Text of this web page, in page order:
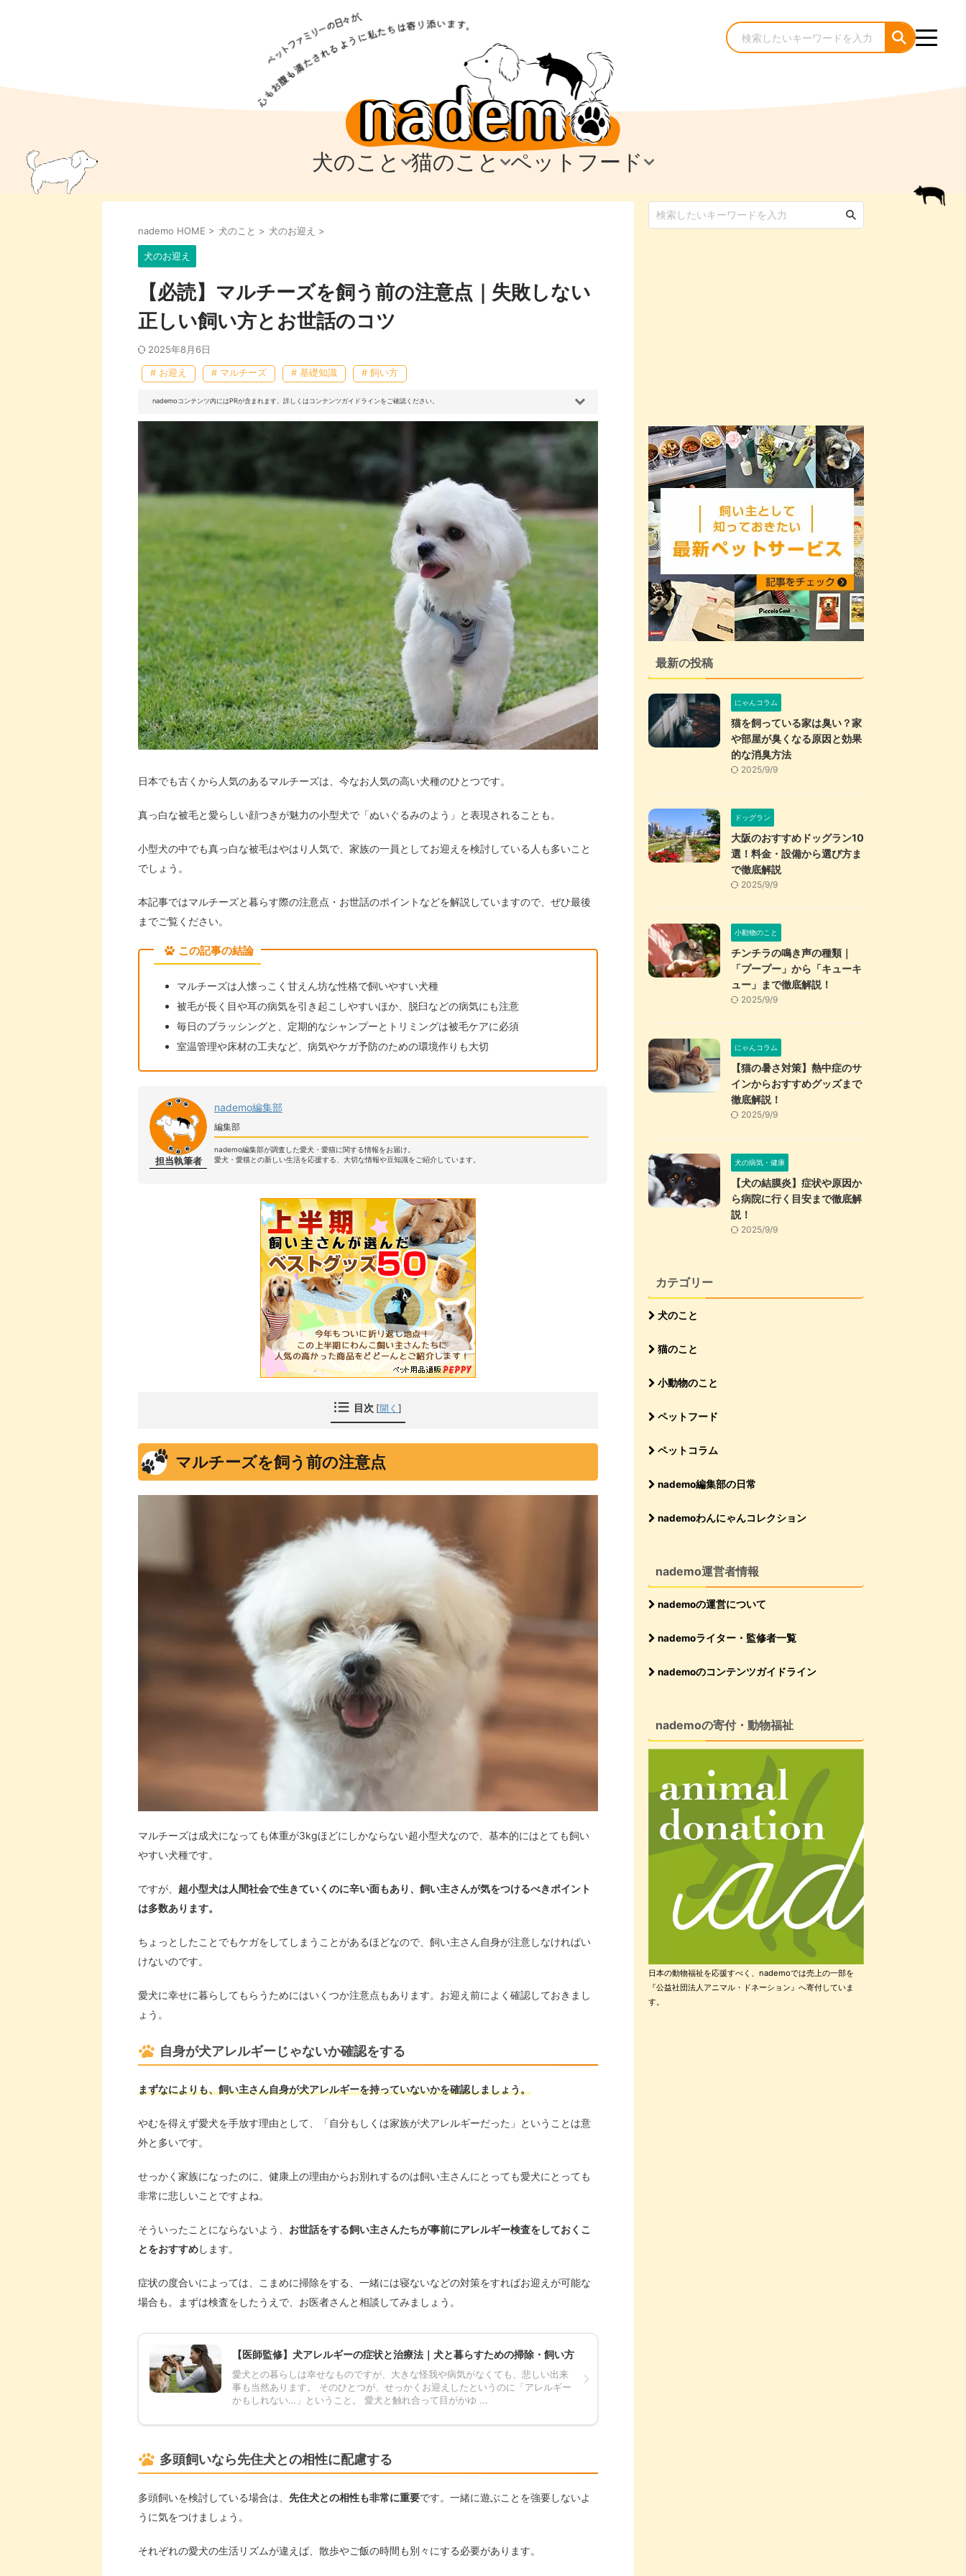
犬のこと
犬のこと
犬のケア・お手入れ
犬のしつけ
犬のアイテム
猫のこと
猫のこと
猫のケア・お手入れ
猫のしつけ
猫のアイテム
ペットフード
ペットフード
nademo HOME > 犬のこと > 犬のお迎え >
犬のお迎え
【必読】マルチーズを飼う前の注意点｜失敗しない
正しい飼い方とお世話のコツ
2025年8月6日
# お迎え # マルチーズ # 基礎知識 # 飼い方
nademoコンテンツ内にはPRが含まれます。詳しくはコンテンツガイドラインをご確認ください。
日本でも古くから人気のあるマルチーズは、今なお人気の高い犬種のひとつです。
真っ白な被毛と愛らしい顔つきが魅力の小型犬で「ぬいぐるみのよう」と表現されることも。
小型犬の中でも真っ白な被毛はやはり人気で、家族の一員としてお迎えを検討している人も多いこと
でしょう。
本記事ではマルチーズと暮らす際の注意点・お世話のポイントなどを解説していますので、ぜひ最後
までご覧ください。
この記事の結論
マルチーズは人懐っこく甘えん坊な性格で飼いやすい犬種
被毛が長く目や耳の病気を引き起こしやすいほか、脱臼などの病気にも注意
毎日のブラッシングと、定期的なシャンプーとトリミングは被毛ケアに必須
室温管理や床材の工夫など、病気やケガ予防のための環境作りも大切
担当執筆者
nademo編集部
編集部
nademo編集部が調査した愛犬・愛猫に関する情報をお届け。
愛犬・愛猫との新しい生活を応援する、大切な情報や豆知識をご紹介しています。
目次 [開く ]
マルチーズを飼う前の注意点
マルチーズは成犬になっても体重が3kgほどにしかならない超小型犬なので、基本的にはとても飼い
やすい犬種です。
ですが、 超小型犬は人間社会で生きていくのに辛い面もあり、飼い主さんが気をつけるべきポイント
は多数あります。
ちょっとしたことでもケガをしてしまうことがあるほどなので、飼い主さん自身が注意しなければい
けないのです。
愛犬に幸せに暮らしてもらうためにはいくつか注意点もあります。お迎え前によく確認しておきまし
ょう。
自身が犬アレルギーじゃないか確認をする
まずなによりも、飼い主さん自身が犬アレルギーを持っていないかを確認しましょう。
やむを得えず愛犬を手放す理由として、「自分もしくは家族が犬アレルギーだった」ということは意
外と多いです。
せっかく家族になったのに、健康上の理由からお別れするのは飼い主さんにとっても愛犬にとっても
非常に悲しいことですよね。
そういったことにならないよう、 お世話をする飼い主さんたちが事前にアレルギー検査をしておくこ
とをおすすめします。
症状の度合いによっては、こまめに掃除をする、一緒には寝ないなどの対策をすればお迎えが可能な
場合も。まずは検査をしたうえで、お医者さんと相談してみましょう。
【医師監修】犬アレルギーの症状と治療法｜犬と暮らすための掃除・飼い方
愛犬との暮らしは幸せなものですが、大きな怪我や病気がなくても、悲しい出来
事も当然あります。 そのひとつが、せっかくお迎えしたというのに「アレルギー
かもしれない…」ということ。 愛犬と触れ合って目がかゆ ...
多頭飼いなら先住犬との相性に配慮する
多頭飼いを検討している場合は、 先住犬との相性も非常に重要です。一緒に遊ぶことを強要しないよ
うに気をつけましょう。
それぞれの愛犬の生活リズムが違えば、散歩やご飯の時間も別々にする必要があります。
最新の投稿
にゃんコラム
猫を飼っている家は臭い？家
や部屋が臭くなる原因と効果
的な消臭方法
2025/9/9
ドッグラン
大阪のおすすめドッグラン10
選！料金・設備から選び方ま
で徹底解説
2025/9/9
小動物のこと
チンチラの鳴き声の種類｜
「プープー」から「キューキ
ュー」まで徹底解説！
2025/9/9
にゃんコラム
【猫の暑さ対策】熱中症のサ
インからおすすめグッズまで
徹底解説！
2025/9/9
犬の病気・健康
【犬の結膜炎】症状や原因か
ら病院に行く目安まで徹底解
説！
2025/9/9
カテゴリー
犬のこと
猫のこと
小動物のこと
ペットフード
ペットコラム
nademo編集部の日常
nademoわんにゃんコレクション
nademo運営者情報
nademoの運営について
nademoライター・監修者一覧
nademoのコンテンツガイドライン
nademoの寄付・動物福祉
日本の動物福祉を応援すべく、nademoでは売上の一部を
『公益社団法人アニマル・ドネーション』へ寄付していま
す。